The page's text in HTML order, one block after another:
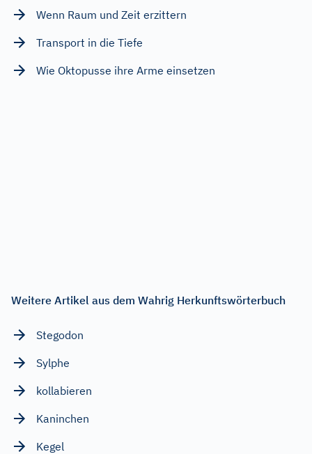
Wenn Raum und Zeit erzittern
Transport in die Tiefe
Wie Oktopusse ihre Arme einsetzen
Weitere Artikel aus dem Wahrig Herkunftswörterbuch
Stegodon
Sylphe
kollabieren
Kaninchen
Kegel